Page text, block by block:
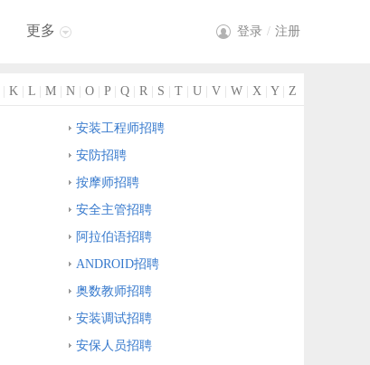
更多 登录 / 注册
K L M N O P Q R S T U V W X Y| Z
安装工程师招聘
安防招聘
按摩师招聘
安全主管招聘
阿拉伯语招聘
ANDROID招聘
奥数教师招聘
安装调试招聘
安保人员招聘